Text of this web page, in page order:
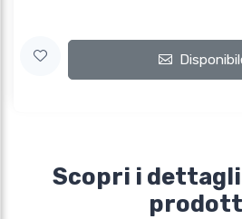
Scopri i